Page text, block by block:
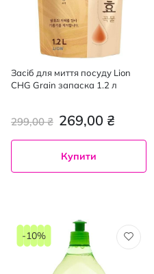
Засіб для миття посуду Lion
CHG Grain запаска 1.2 л
269,00 ₴
299,00 ₴
Купити
-10%